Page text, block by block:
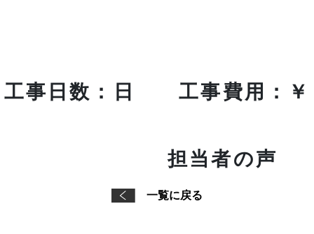
工事日数：日 工事費用：￥
担当者の声
一覧に戻る